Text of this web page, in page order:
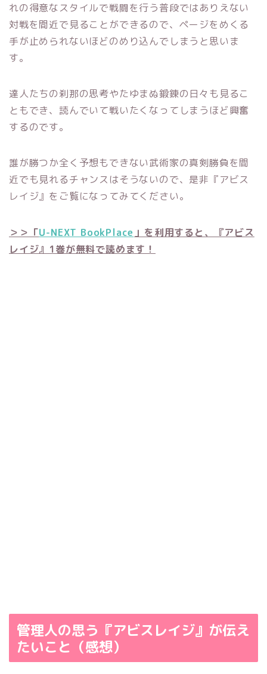
れの得意なスタイルで戦闘を行う普段ではありえない
対戦を間近で見ることができるので、ページをめくる
手が止められないほどのめり込んでしまうと思いま
す。
達人たちの刹那の思考やたゆまぬ鍛錬の日々も見るこ
ともでき、読んでいて戦いたくなってしまうほど興奮
するのです。
誰が勝つか全く予想もできない武術家の真剣勝負を間
近でも見れるチャンスはそうないので、是非『アビス
レイジ』をご覧になってみてください。
＞＞「U-NEXT BookPlace 」を利用すると、『アビス
レイジ』1巻が無料で読めます！
管理人の思う『アビスレイジ』が伝え
たいこと（感想）